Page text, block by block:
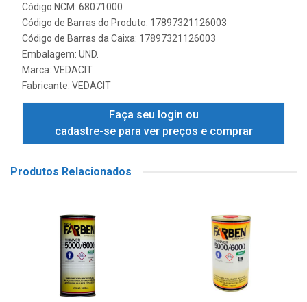
Código NCM: 68071000
Código de Barras do Produto: 17897321126003
Código de Barras da Caixa: 17897321126003
Embalagem: UND.
Marca: VEDACIT
Fabricante: VEDACIT
Faça seu login ou
cadastre-se para ver preços e comprar
Produtos Relacionados